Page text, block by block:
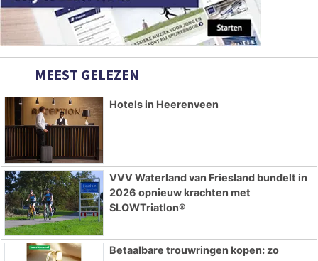
MEEST GELEZEN
Hotels in Heerenveen
VVV Waterland van Friesland bundelt in
2026 opnieuw krachten met
SLOWTriatlon®
Betaalbare trouwringen kopen: zo